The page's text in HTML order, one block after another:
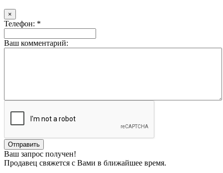
×
Телефон: *
Ваш комментарий:
Ваш запрос получен!
Продавец свяжется с Вами в ближайшее время.